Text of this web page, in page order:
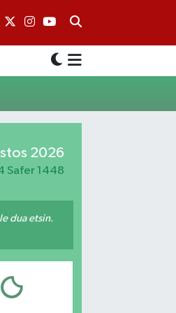
2026
Safer 1448
dua etsin.